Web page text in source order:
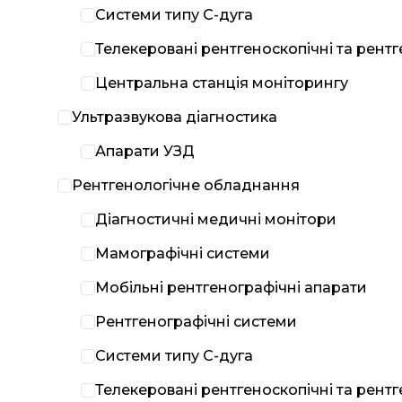
Системи типу С-дуга
Телекеровані рентгеноскопічні та
Центральна станція моніторингу
Ультразвукова діагностика
Апарати УЗД
Рентгенологічне обладнання
Діагностичні медичні монітори
Мамографічні системи
Мобільні рентгенографічні апарати
Рентгенографічні системи
Системи типу С-дуга
Телекеровані рентгеноскопічні та